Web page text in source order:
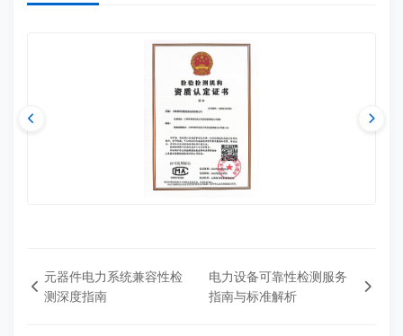
元器件电力系统兼容性检
测深度指南
电力设备可靠性检测服务
指南与标准解析